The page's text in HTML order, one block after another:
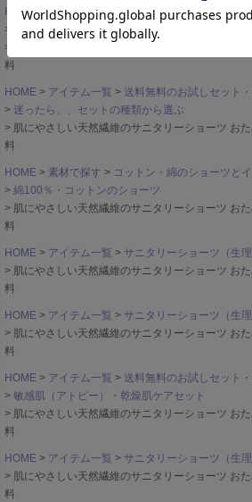
HOME 素材で探す
米ぬか保湿美肌ショーツと
米ぬかベア天竺（ストレッチニット）
料
HOME アイテム一覧
送料無料のお試しセット
迷ったら、、セットの種類から選ぶ
肌にやさしい天然繊維のサニタリーショーツ お
料
HOME 素材で探す
コットン・綿のショーツと
綿100％・コットンのショーツ
肌にやさしい天然繊維のサニタリーショーツ お
料
HOME アイテム一覧 サニタリーショーツ（生理
肌にやさしい天然繊維のサニタリーショーツ お
料
HOME アイテム一覧
サニタリーショーツ（生理
肌にやさしい天然繊維のサニタリーショーツ お
料
HOME アイテム一覧
送料無料のお試しセット
敏感肌（アトピー）・乾燥肌ケアセット
肌にやさしい天然繊維のサニタリーショーツ お
料
HOME アイテム一覧 サニタリーショーツ（生理
肌にやさしい天然繊維のサニタリーショーツ お
料